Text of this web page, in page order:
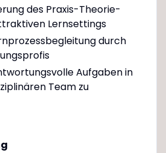
des Praxis-Theorie-
Lernsettings
durch
Aufgaben in
Team zu